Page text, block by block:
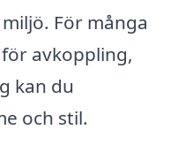
För många
avkoppling,
kan du
och stil.